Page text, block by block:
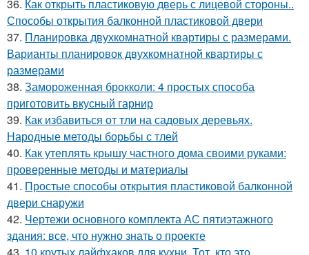
36. Как открыть пластиковую дверь с лицевой стороны..
Способы открытия балконной пластиковой двери
37. Планировка двухкомнатной квартиры с размерами.
Варианты планировок двухкомнатной квартиры с
размерами
38. Замороженная брокколи: 4 простых способа
приготовить вкусный гарнир
39. Как избавиться от тли на садовых деревьях.
Народные методы борьбы с тлей
40. Как утеплять крышу частного дома своими руками:
проверенные методы и материалы
41. Простые способы открытия пластиковой балконной
двери снаружи
42. Чертежи основного комплекта АС пятиэтажного
здания: все, что нужно знать о проекте